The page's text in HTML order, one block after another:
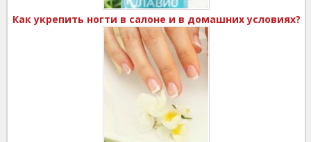
Как укрепить ногти в салоне и в домашних условиях?